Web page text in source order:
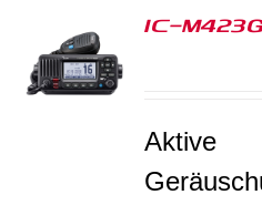
IC-
Aktive